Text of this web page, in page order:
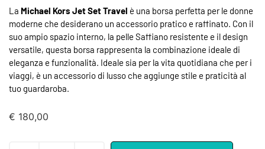
La Michael Kors Jet Set Travel è una borsa perfetta per le donne
moderne che desiderano un accessorio pratico e raffinato. Con il
suo ampio spazio interno, la pelle Saffiano resistente e il design
versatile, questa borsa rappresenta la combinazione ideale di
eleganza e funzionalità. Ideale sia per la vita quotidiana che per i
viaggi, è un accessorio di lusso che aggiunge stile e praticità al
tuo guardaroba.
€ 180,00